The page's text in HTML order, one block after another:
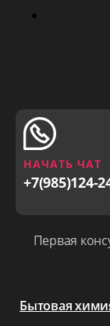
НАЧАТЬ ЧАТ
+7(985)124-
Первая
Бытовая